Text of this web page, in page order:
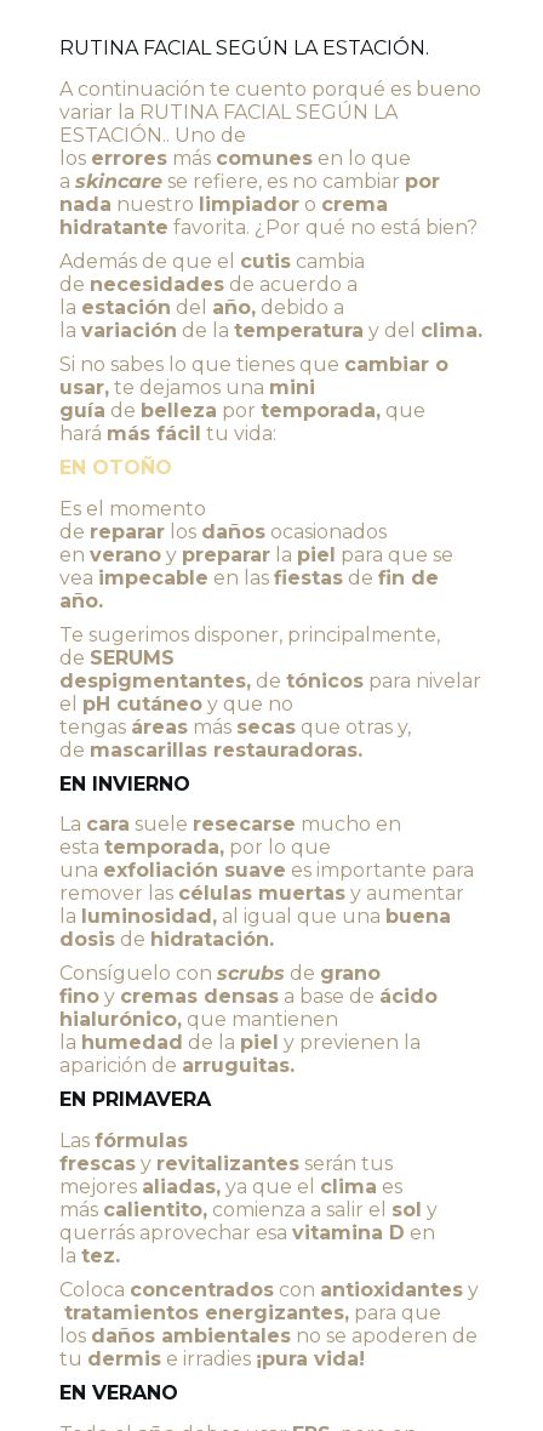
RUTINA FACIAL SEGÚN LA ESTACIÓN.
A continuación te cuento porqué es bueno
variar la RUTINA FACIAL SEGÚN LA
ESTACIÓN.. Uno de
los errores más comunes en lo que
askincare se refiere, es no cambiar por
nada nuestro limpiador o crema
hidratante favorita. ¿Por qué no está bien?
Además de que el cutis cambia
de necesidades de acuerdo a
la estación del año, debido a
lavariación de latemperatura y del clima.
Si no sabes lo que tienes que cambiar o
usar, te dejamos una mini
guía de belleza portemporada, que
hará más fácil tu vida:
EN OTOÑO
Es el momento
de reparar los daños ocasionados
enverano y preparar la piel para que se
vea impecable en lasfiestas defin de
año.
Te sugerimos disponer, principalmente,
de SERUMS
despigmentantes, detónicos para nivelar
el pH cutáneo y que no
tengas áreas más secas que otras y,
de mascarillas restauradoras.
EN INVIERNO
La cara suele resecarse mucho en
estatemporada, por lo que
una exfoliación suave es importante para
remover las células muertas y aumentar
la luminosidad, al igual que una buena
dosis de hidratación.
Consíguelo conscrubs de grano
fino y cremas densas a base de ácido
hialurónico, que mantienen
la humedad de la piel y previenen la
aparición de arruguitas.
EN PRIMAVERA
Lasfórmulas
frescas y revitalizantes serán tus
mejores aliadas, ya que el clima es
más calientito, comienza a salir el sol y
querrás aprovechar esavitamina D en
latez.
Coloca concentrados con antioxidantes y
tratamientos energizantes, para que
los daños ambientales no se apoderen de
tu dermis e irradies ¡pura vida!
EN VERANO